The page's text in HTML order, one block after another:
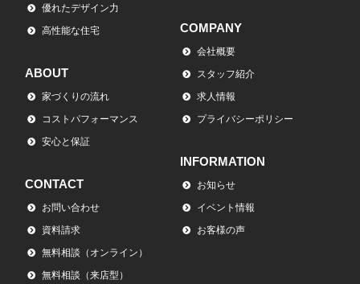
優れたデザイン力
高性能な住宅
ABOUT
家づくりの流れ
コストパフォーマンス
安心と保証
CONTACT
お問い合わせ
資料請求
無料相談（オンライン）
無料相談（来店型）
COMPANY
会社概要
スタッフ紹介
求人情報
プライバシーポリシー
INFORMATION
お知らせ
イベント情報
お客様の声